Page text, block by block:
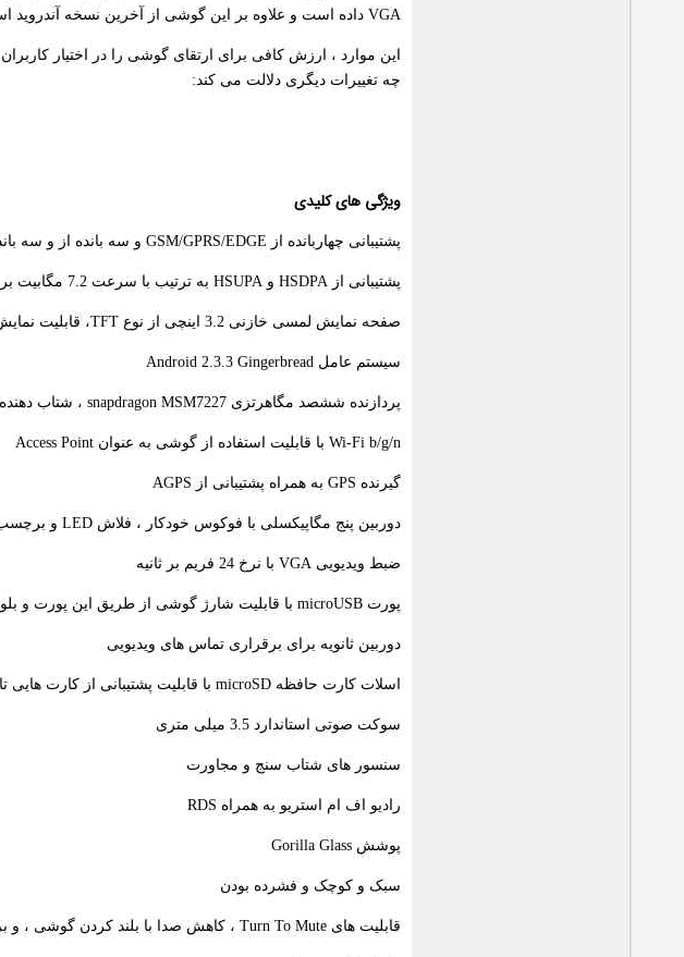
VGA داده است و علاوه بر این گوشی از آخرین نسخه آندروید استفاده می کند.
چه تغییرات دیگری دلالت می کند:
ویژگی های کلیدی
پشتیبانی چهاربانده از GSM/GPRS/EDGE و سه بانده از و سه بانده از 3G
پشتیبانی از HSDPA و HSUPA به ترتیب با سرعت 7.2 مگابیت بر ثانیه و 384 کیلو بیت بر ثانیه
صفحه نمایش لمسی خازنی 3.2 اینچی از نوع TFT، قابلیت نمایش 256000 رنگ و پشتیبانی از رزولوشن HVGA (320 x 480 پیکسل)
سیستم عامل Android 2.3.3 Gingerbread
پردازنده ششصد مگاهرتزی snapdragon MSM7227 ، شتاب دهنده گرافیکی Adreno 200 ، 418 مگابایت حافظه RAM در دسترس کاربر
Wi-Fi b/g/n با قابلیت استفاده از گوشی به عنوان Access Point
گیرنده GPS به همراه پشتیبانی از AGPS
دوربین پنج مگاپیکسلی با فوکوس خودکار ، فلاش LED و برچسب گذاری جغرافیایی و قابلیت تشخیص چهره
ضبط ویدیویی VGA با نرخ 24 فریم بر ثانیه
پورت microUSB با قابلیت شارژ گوشی از طریق این پورت و بلوتوث 3.0 استریو
دوربین ثانویه برای برقراری تماس های ویدیویی
اسلات کارت حافظه microSD با قابلیت پشتیبانی از کارت هایی تا گنجایش 32 گیگابایت ، ارائه یک کارت حافظه دو گیگابایتی به همراه گوشی
سوکت صوتی استاندارد 3.5 میلی متری
سنسور های شتاب سنج و مجاورت
رادیو اف ام استریو به همراه RDS
پوشش Gorilla Glass
سبک و کوچک و فشرده بودن
قابلیت های Turn To Mute ، کاهش صدا با بلند کردن گوشی ، و برگرداندن آن برای فعال شدن اسپیکر